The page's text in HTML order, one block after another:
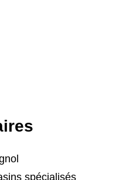
spécialisés